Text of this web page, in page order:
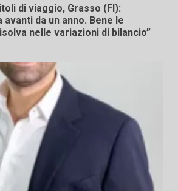
di viaggio, Grasso (FI):
da un anno. Bene le
nelle variazioni di bilancio”